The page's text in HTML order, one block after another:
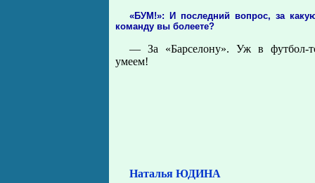
«БУМ!»: И последний вопрос, за
команду вы болеете?
— За «Барселону». Уж в футбол-
умеем!
Наталья ЮДИНА